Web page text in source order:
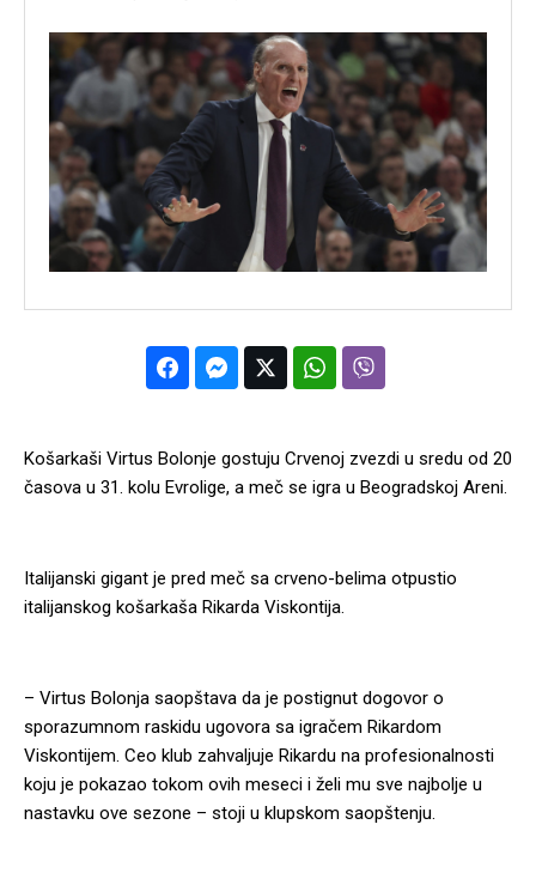
Košarkaši Virtus Bolonje gostuju Crvenoj zvezdi u sredu od 20
časova u 31. kolu Evrolige, a meč se igra u Beogradskoj Areni.
Italijanski gigant je pred meč sa crveno-belima otpustio
italijanskog košarkaša Rikarda Viskontija.
– Virtus Bolonja saopštava da je postignut dogovor o
sporazumnom raskidu ugovora sa igračem Rikardom
Viskontijem. Ceo klub zahvaljuje Rikardu na profesionalnosti
koju je pokazao tokom ovih meseci i želi mu sve najbolje u
nastavku ove sezone – stoji u klupskom saopštenju.